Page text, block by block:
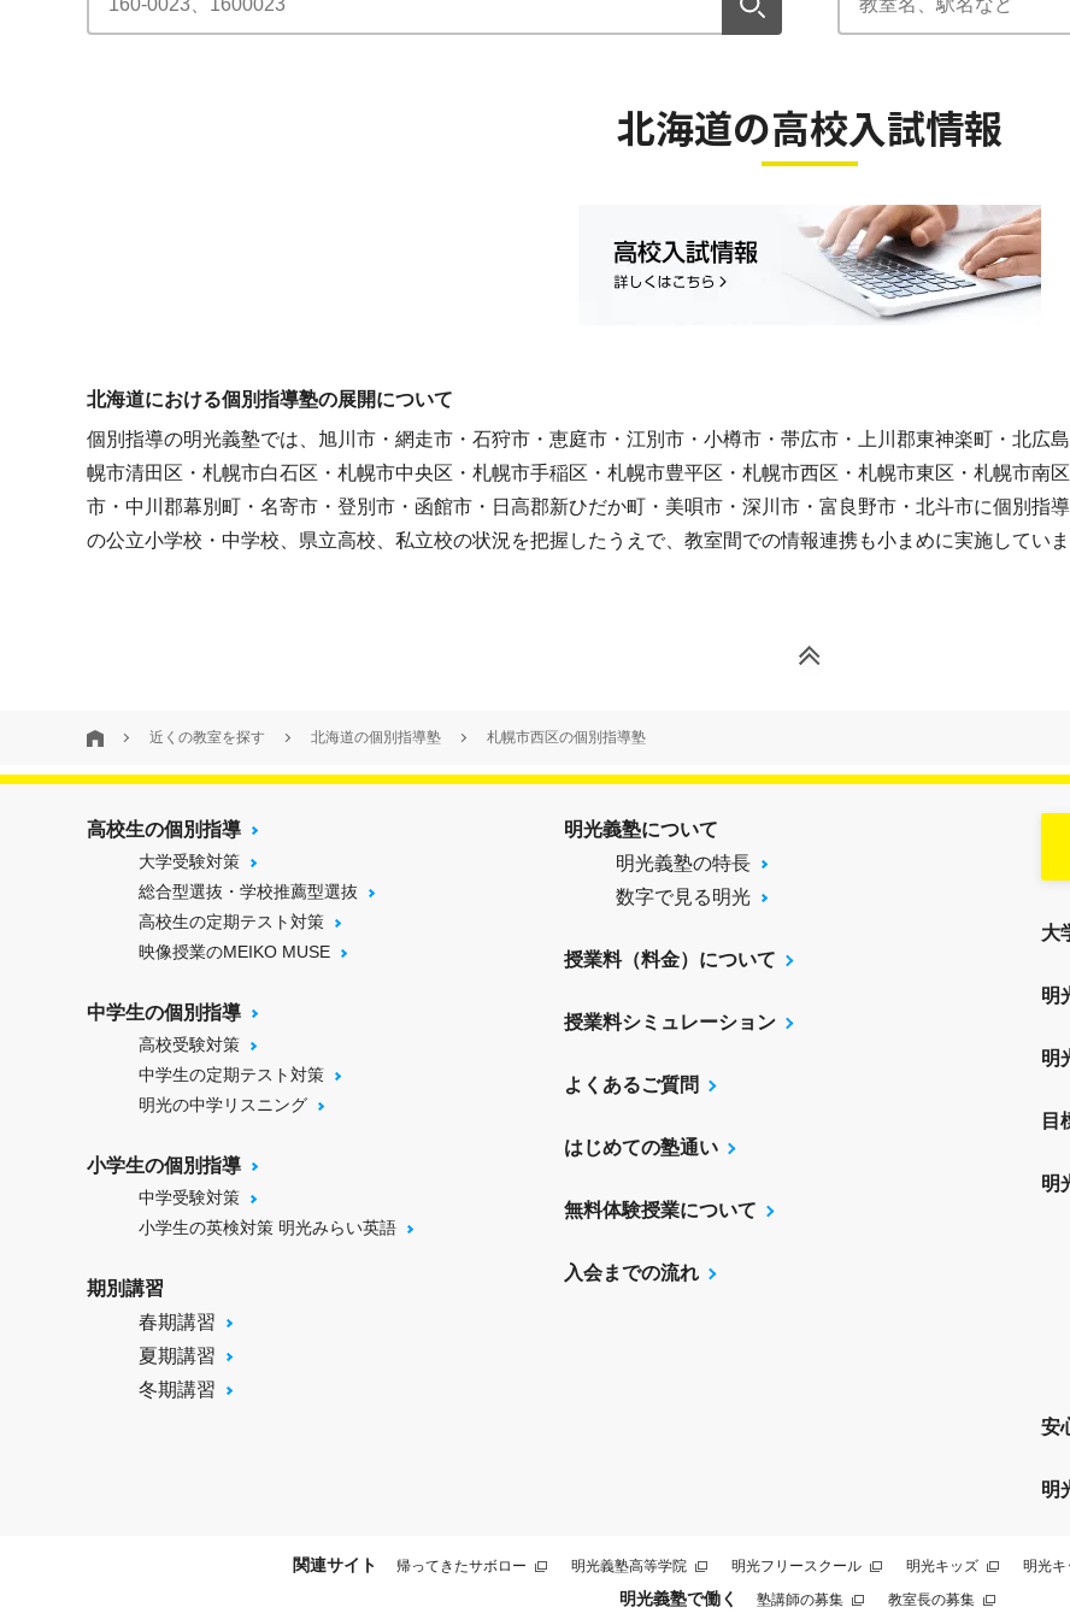
北海道の高校入試情報
北海道における個別指導塾の展開について
個別指導の明光義塾では、旭川市・網走市・石狩市・恵庭市・江別市・小樽市・帯広市・上川郡東神楽町・北広
幌市清田区・札幌市白石区・札幌市中央区・札幌市手稲区・札幌市豊平区・札幌市西区・札幌市東区・札幌市南
市・中川郡幕別町・名寄市・登別市・函館市・日高郡新ひだか町・美唄市・深川市・富良野市・北斗市に個別指
の公立小学校・中学校、県立高校、私立校の状況を把握したうえで、教室間での情報連携も小まめに実施していま
近くの教室を探す 北海道の個別指導塾 札幌市西区の個別指導塾
高校生の個別指導
大学受験対策
総合型選抜・学校推薦型選抜
高校生の定期テスト対策
映像授業のMEIKO MUSE
中学生の個別指導
高校受験対策
中学生の定期テスト対策
明光の中学リスニング
小学生の個別指導
中学受験対策
小学生の英検対策 明光みらい英語
期別講習
春期講習
夏期講習
冬期講習
明光義塾について
明光義塾の特長
数字で見る明光
授業料（料金）について
授業料シミュレーション
よくあるご質問
はじめての塾通い
無料体験授業について
入会までの流れ
大
明
明
目
明
安
明
関連サイト 帰ってきたサボロー 明光義塾高等学院 明光フリースクール 明光キッズ 明光キ
明光義塾で働く 塾講師の募集 教室長の募集